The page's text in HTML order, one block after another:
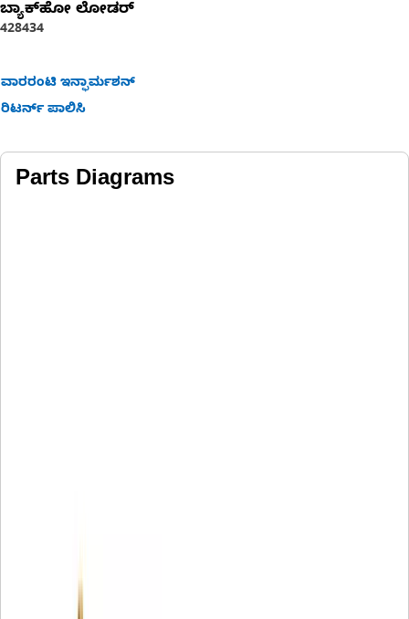
ಬ್ಯಾಕ್‌ಹೋ ಲೋಡರ್
428434
ವಾರರಂಟಿ ಇನ್ಫಾರ್ಮಶನ್
ರಿಟರ್ನ್ ಪಾಲಿಸಿ
Parts Diagrams